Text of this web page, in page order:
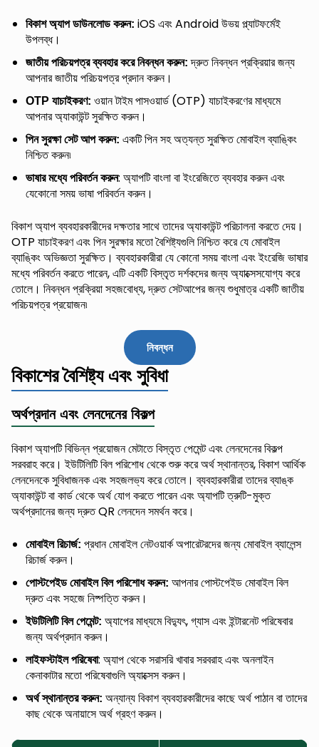
বিকাশ অ্যাপ ডাউনলোড করুন: iOS এবং Android উভয় প্ল্যাটফর্মেই
উপলব্ধ।
জাতীয় পরিচয়পত্র ব্যবহার করে নিবন্ধন করুন: দ্রুত নিবন্ধন প্রক্রিয়ার জন্য
আপনার জাতীয় পরিচয়পত্র প্রদান করুন।
OTP যাচাইকরণ: ওয়ান টাইম পাসওয়ার্ড (OTP) যাচাইকরণের মাধ্যমে
আপনার অ্যাকাউন্ট সুরক্ষিত করুন।
পিন সুরক্ষা সেট আপ করুন: একটি পিন সহ অত্যন্ত সুরক্ষিত মোবাইল ব্যাঙ্কিং
নিশ্চিত করুন৷
ভাষার মধ্যে পরিবর্তন করুন: অ্যাপটি বাংলা বা ইংরেজিতে ব্যবহার করুন এবং
যেকোনো সময় ভাষা পরিবর্তন করুন।
বিকাশ অ্যাপ ব্যবহারকারীদের দক্ষতার সাথে তাদের অ্যাকাউন্ট পরিচালনা করতে দেয়।
OTP যাচাইকরণ এবং পিন সুরক্ষার মতো বৈশিষ্ট্যগুলি নিশ্চিত করে যে মোবাইল
ব্যাঙ্কিং অভিজ্ঞতা সুরক্ষিত। ব্যবহারকারীরা যে কোনো সময় বাংলা এবং ইংরেজি ভাষার
মধ্যে পরিবর্তন করতে পারেন, এটি একটি বিস্তৃত দর্শকদের জন্য অ্যাক্সেসযোগ্য করে
তোলে। নিবন্ধন প্রক্রিয়া সহজবোধ্য, দ্রুত সেটআপের জন্য শুধুমাত্র একটি জাতীয়
পরিচয়পত্র প্রয়োজন৷
নিবন্ধন
বিকাশের বৈশিষ্ট্য এবং সুবিধা
অর্থপ্রদান এবং লেনদেনের বিকল্প
বিকাশ অ্যাপটি বিভিন্ন প্রয়োজন মেটাতে বিস্তৃত পেমেন্ট এবং লেনদেনের বিকল্প
সরবরাহ করে। ইউটিলিটি বিল পরিশোধ থেকে শুরু করে অর্থ স্থানান্তর, বিকাশ আর্থিক
লেনদেনকে সুবিধাজনক এবং সহজলভ্য করে তোলে। ব্যবহারকারীরা তাদের ব্যাঙ্ক
অ্যাকাউন্ট বা কার্ড থেকে অর্থ যোগ করতে পারেন এবং অ্যাপটি ত্রুটি-মুক্ত
অর্থপ্রদানের জন্য দ্রুত QR লেনদেন সমর্থন করে।
মোবাইল রিচার্জ: প্রধান মোবাইল নেটওয়ার্ক অপারেটরদের জন্য মোবাইল ব্যালেন্স
রিচার্জ করুন।
পোস্টপেইড মোবাইল বিল পরিশোধ করুন: আপনার পোস্টপেইড মোবাইল বিল
দ্রুত এবং সহজে নিষ্পত্তি করুন।
ইউটিলিটি বিল পেমেন্ট: অ্যাপের মাধ্যমে বিদ্যুৎ, গ্যাস এবং ইন্টারনেট পরিষেবার
জন্য অর্থপ্রদান করুন।
লাইফস্টাইল পরিষেবা: অ্যাপ থেকে সরাসরি খাবার সরবরাহ এবং অনলাইন
কেনাকাটার মতো পরিষেবাগুলি অ্যাক্সেস করুন।
অর্থ স্থানান্তর করুন: অন্যান্য বিকাশ ব্যবহারকারীদের কাছে অর্থ পাঠান বা তাদের
কাছ থেকে অনায়াসে অর্থ গ্রহণ করুন।